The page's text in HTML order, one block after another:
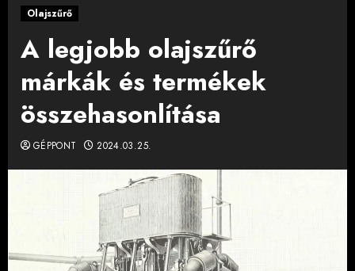
Olajszűrő
A legjobb olajszűrő
márkák és termékek
összehasonlítása
GÉPPONT 2024.03.25.